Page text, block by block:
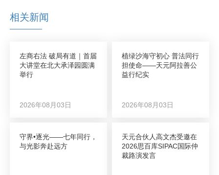
相关新闻
左商右法 破局有道｜首届
大讲堂在北大承泽园圆满
举行
2026年08月03日
植绿沙海守初心 普法同行
担使命——天元阿拉善公
益行纪实
2026年08月03日
守界•逐光——七年同行，
与光影奔赴远方
天元合伙人高文杰受邀在
2026思百库SIPAC国际仲
裁路演发言